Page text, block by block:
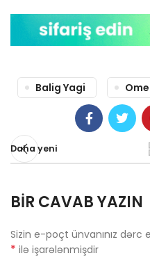
Balig Yagi
Daha yeni
BIR CAVAB YAZIN
Sizin e-poçt ünvanınız dərc
* ilə işarələnmişdir